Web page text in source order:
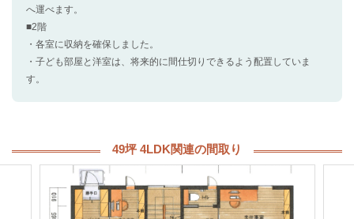
へ運べます。
■2階
・各室に収納を確保しました。
・子ども部屋と洋室は、将来的に間仕切りできるよう配置していま
す。
49坪 4LDK関連の間取り